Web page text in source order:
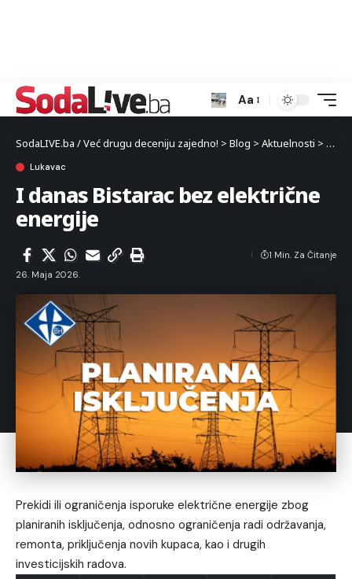
Aa
SodaLIVE.ba / Već drugu deceniju zajedno! > Blog > Aktuelnosti >
Lukavac
I danas Bistarac bez električne
energije
26. Maja 2026.
1 Min. Za Čitanje
Prekidi ili ograničenja isporuke električne energije zbog
planiranih isključenja, odnosno ograničenja radi održavanja,
remonta, priključenja novih kupaca, kao i drugih
investicijskih radova.